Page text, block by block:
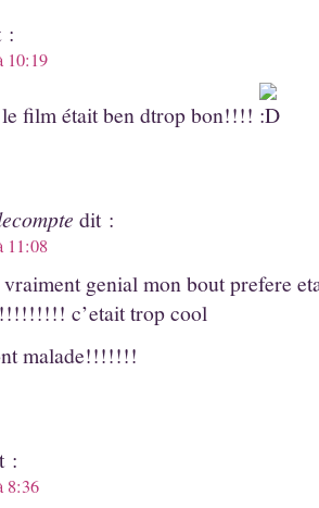
:
10:19
film était ben dtrop bon!!!!
dit :
11:08
genial mon bout prefere
c’etait trop cool
malade!!!!!!!
:
8:36